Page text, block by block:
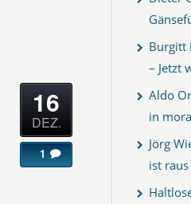
16
DEZ.
1
Burgitt
– Jetzt
Aldo
in
Jörg
ist raus